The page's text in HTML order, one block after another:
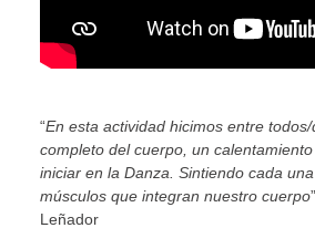
“En esta actividad hicimos entre
completo del cuerpo, un
iniciar en la Danza. Sintiendo cada
músculos que integran nuestro cuerpo
Leñador